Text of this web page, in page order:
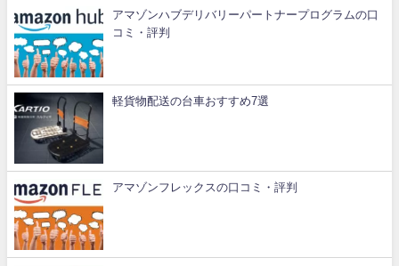
アマゾンハブデリバリーパートナープログラムの口
コミ・評判
軽貨物配送の台車おすすめ7選
アマゾンフレックスの口コミ・評判